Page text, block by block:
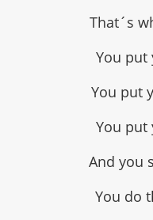
That´s
You put
You put
You put
And you
You do